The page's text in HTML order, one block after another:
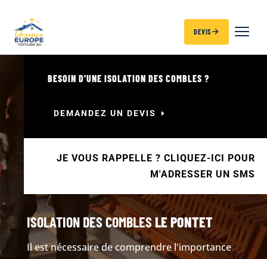
DEVIS
BESOIN D'UNE ISOLATION DES COMBLES ?
DEMANDEZ UN DEVIS
JE VOUS RAPPELLE ? CLIQUEZ-ICI POUR
M'ADRESSER UN SMS
ISOLATION DES COMBLESLE PONTET
Il est nécessaire de comprendre l'importance